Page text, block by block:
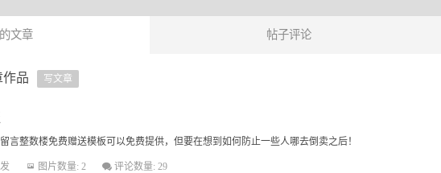
文章 帖子评论
作品 写文章
言整数楼免费赠送模板可以免费提供，但要在想到如何防止一些人哪去倒卖之后！
图片数量: 2 评论数量: 29